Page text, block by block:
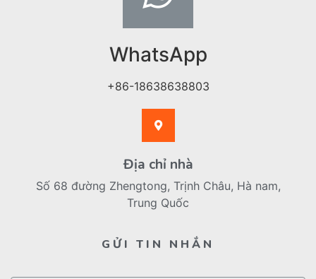
WhatsApp
+86-18638638803
Địa chỉ nhà
Số 68 đường Zhengtong, Trịnh Châu, Hà nam,
Trung Quốc
GỬI TIN NHẮN